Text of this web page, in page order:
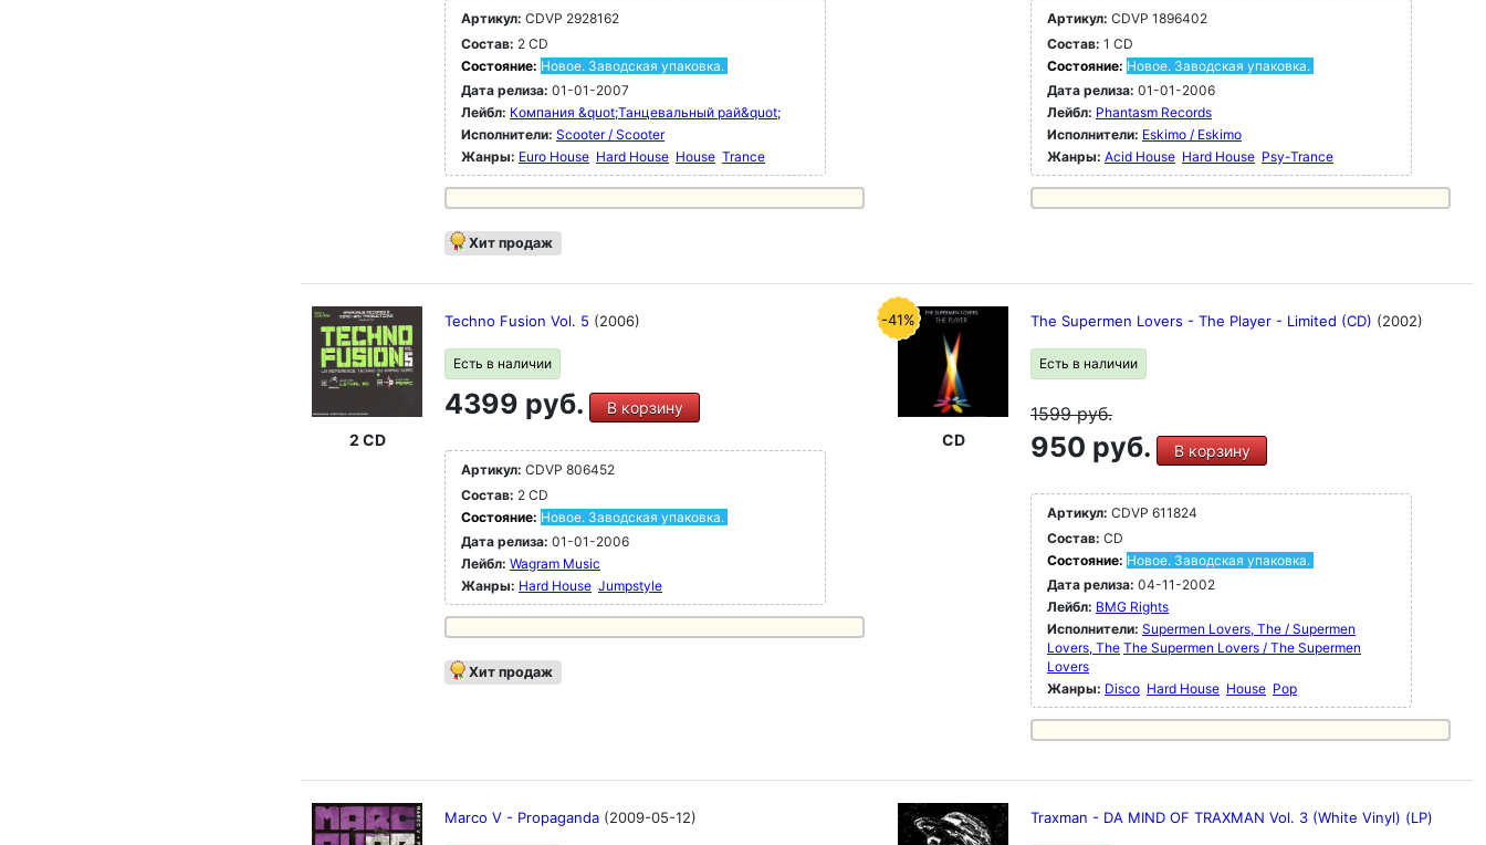
Артикул: CDVP 2928162
Состав: 2 CD
Состояние: Новое. Заводская упаковка.
Дата релиза: 01-01-2007
Лейбл: Компания &quot;Танцевальный рай&quot;
Исполнители: Scooter / Scooter
Жанры: Euro House Hard House House Trance
Хит продаж
Артикул: CDVP 1896402
Состав: 1 CD
Состояние: Новое. Заводская упаковка.
Дата релиза: 01-01-2006
Лейбл: Phantasm Records
Исполнители: Eskimo / Eskimo
Жанры: Acid House Hard House Psy-Trance
2 CD
Techno Fusion Vol. 5 (2006)
Есть в наличии
4399 руб. В корзину
Артикул: CDVP 806452
Состав: 2 CD
Состояние: Новое. Заводская упаковка.
Дата релиза: 01-01-2006
Лейбл: Wagram Music
Жанры: Hard House Jumpstyle
Хит продаж
-41%
CD
The Supermen Lovers - The Player - Limited (CD) (2002)
Есть в наличии
1599руб.
950 руб. В корзину
Артикул: CDVP 611824
Состав: CD
Состояние: Новое. Заводская упаковка.
Дата релиза: 04-11-2002
Лейбл: BMG Rights
Исполнители: Supermen Lovers, The / Supermen
Lovers, The The Supermen Lovers / The Supermen
Lovers
Жанры: Disco Hard House House Pop
Marco V - Propaganda (2009-05-12) Traxman - DA MIND OF TRAXMAN Vol. 3 (White Vinyl) (LP)